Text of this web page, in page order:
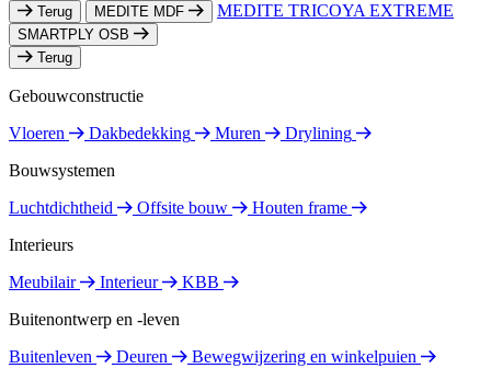
Terug
MEDITE MDF MEDITE TRICOYA EXTREME
SMARTPLY OSB
Terug
Gebouwconstructie
Vloeren
Dakbedekking Muren
Drylining
Bouwsystemen
Luchtdichtheid
Offsite bouw
Houten frame
Interieurs
Meubilair
Interieur
KBB
Buitenontwerp en -leven
Buitenleven
Deuren
Bewegwijzering en winkelpuien